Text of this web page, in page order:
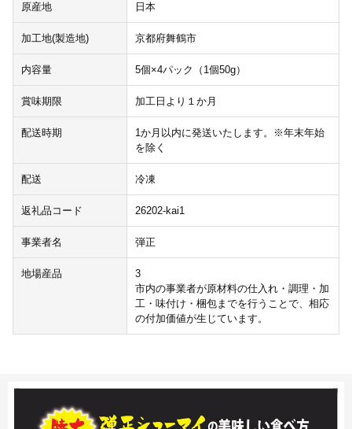
原産地 日本
加工地(製造地) 京都府舞鶴市
内容量 5個×4パック（1個50g）
賞味期限 加工日より１か月
配送時期
1か月以内に発送いたします。※年末年始
を除く
配送 冷凍
返礼品コード 26202-kai1
事業者名 弾正
地場産品
3
市内の事業者が原材料の仕入れ・調理・加
工・味付け・梱包までを行うことで、相応
の付加価値が生じています。